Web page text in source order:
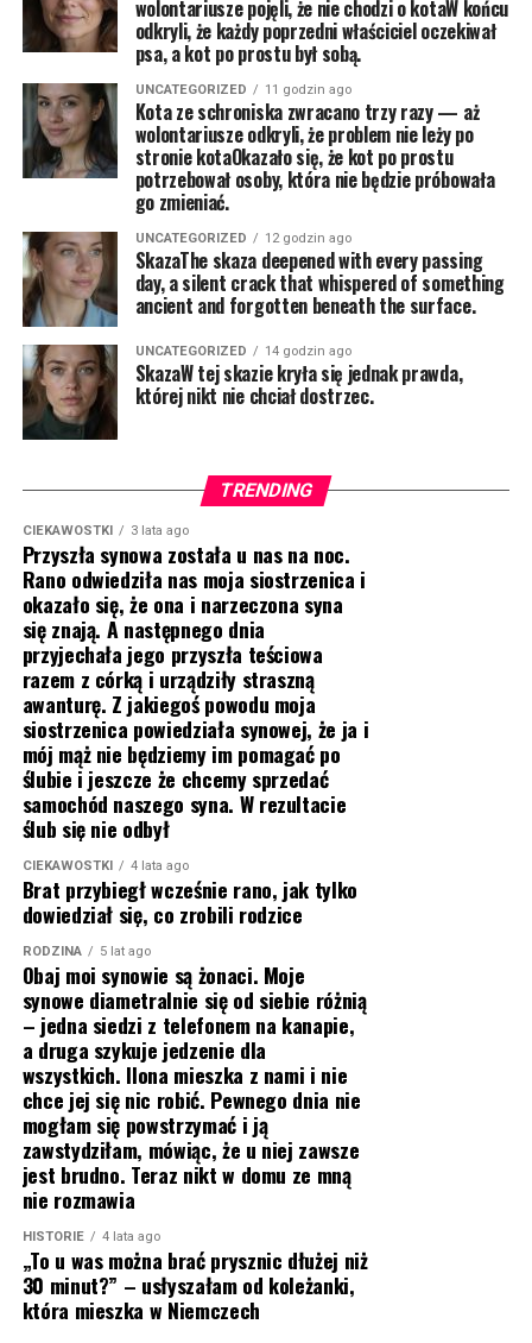
wolontariusze pojęli, że nie chodzi o kotaW końcu
odkryli, że każdy poprzedni właściciel oczekiwał
psa, a kot po prostu był sobą.
UNCATEGORIZED 11 godzin ago
Kota ze schroniska zwracano trzy razy — aż
wolontariusze odkryli, że problem nie leży po
stronie kotaOkazało się, że kot po prostu
potrzebował osoby, która nie będzie próbowała
go zmieniać.
UNCATEGORIZED 12 godzin ago
SkazaThe skaza deepened with every passing
day, a silent crack that whispered of something
ancient and forgotten beneath the surface.
UNCATEGORIZED 14 godzin ago
SkazaW tej skazie kryła się jednak prawda,
której nikt nie chciał dostrzec.
TRENDING
CIEKAWOSTKI 3 lata ago
Przyszła synowa została u nas na noc.
Rano odwiedziła nas moja siostrzenica i
okazało się, że ona i narzeczona syna
się znają. A następnego dnia
przyjechała jego przyszła teściowa
razem z córką i urządziły straszną
awanturę. Z jakiegoś powodu moja
siostrzenica powiedziała synowej, że ja i
mój mąż nie będziemy im pomagać po
ślubie i jeszcze że chcemy sprzedać
samochód naszego syna. W rezultacie
ślub się nie odbył
CIEKAWOSTKI 4 lata ago
Brat przybiegł wcześnie rano, jak tylko
dowiedział się, co zrobili rodzice
RODZINA 5 lat ago
Obaj moi synowie są żonaci. Moje
synowe diametralnie się od siebie różnią
– jedna siedzi z telefonem na kanapie,
a druga szykuje jedzenie dla
wszystkich. Ilona mieszka z nami i nie
chce jej się nic robić. Pewnego dnia nie
mogłam się powstrzymać i ją
zawstydziłam, mówiąc, że u niej zawsze
jest brudno. Teraz nikt w domu ze mną
nie rozmawia
HISTORIE 4 lata ago
„To u was można brać prysznic dłużej niż
30 minut?” – usłyszałam od koleżanki,
która mieszka w Niemczech